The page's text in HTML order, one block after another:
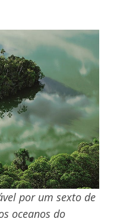
por um sexto de
oceanos do